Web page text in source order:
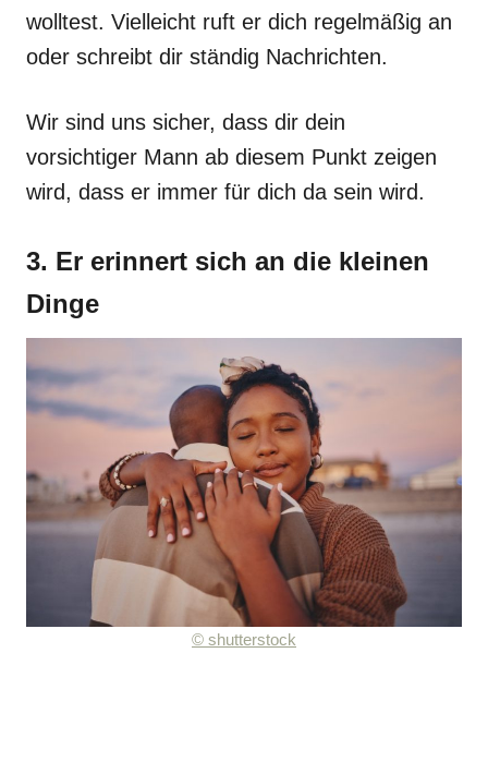
wolltest. Vielleicht ruft er dich regelmäßig an
oder schreibt dir ständig Nachrichten.
Wir sind uns sicher, dass dir dein
vorsichtiger Mann ab diesem Punkt zeigen
wird, dass er immer für dich da sein wird.
3. Er erinnert sich an die kleinen
Dinge
© shutterstock